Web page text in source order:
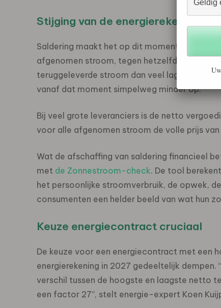
Stijging van de energierekening
Saldering maakt het op dit moment nog
afgenomen stroom, tegen hetzelfde tarief.
teruggeleverde stroom dan veel lager is dan
vanaf dat moment simpelweg minder op.
Bij veel grote leveranciers is de netto
voor alle afgenomen stroom de volle prijs
Wat de afschaffing van saldering financieel
met de Zonnestroom-check. De tool
het persoonlijke stroomverbruik, de opwek,
consumenten een helder beeld van wat hun
Keuze energiecontract cruciaal
De keuze voor een energiecontract met een
energierekening in 2027 gedeeltelijk
verschil tussen de hoogste en laagste netto
een factor 27”, stelt energie-expert Koen